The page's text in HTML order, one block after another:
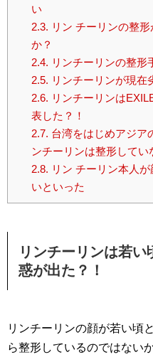
い
2.3. リン チーリンの整
か？
2.4. リンチーリンの整形
2.5. リンチーリンが現在
2.6. リンチーリンは
表した？！
2.7. 台湾をはじめアジア
ンチーリンは整形してい
2.8. リン チーリン本人
いといった
リンチーリンは若
惑が出た？！
リンチーリンの顔が若い頃
ら整形しているのではない